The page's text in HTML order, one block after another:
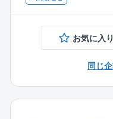
■就業環境について：
お客様からの一次受
ンターでお受けします
もしフロントに取り
っておりますため、
原則ありません。
また、万が一外部か
す。
◇大手ならではの幅
同社は公営住宅やマ
施設など多くの物件
まずは一人立ちでき
施します。管理組合
チームに混ざって現
っくり仕事への理解
お気に入り
同じ